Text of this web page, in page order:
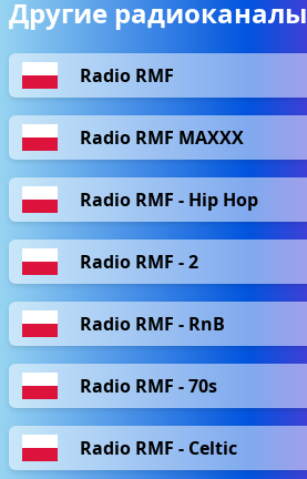
Другие радиоканалы
Radio RMF
Radio RMF MAXXX
Radio RMF - Hip Hop
Radio RMF - 2
Radio RMF - RnB
Radio RMF - 70s
Radio RMF - Celtic